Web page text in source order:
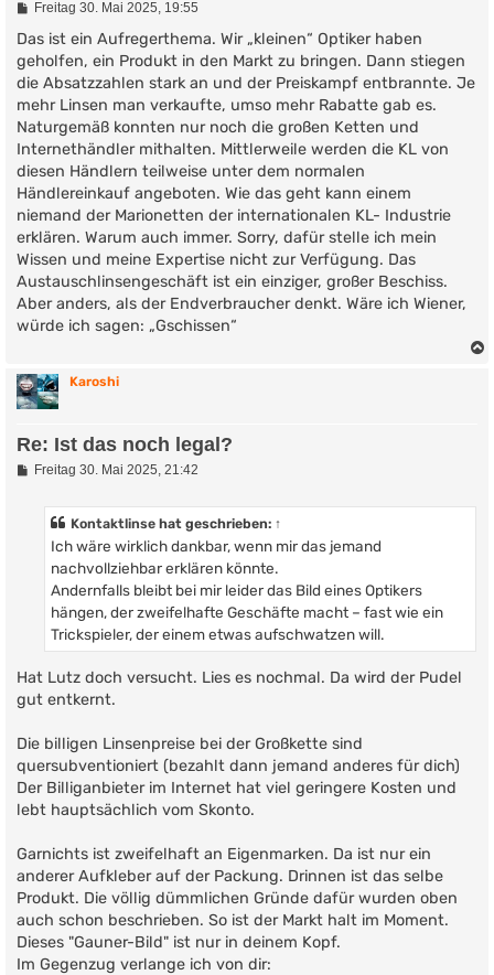
B
i
r
a
g
Freitag 30. Mai 2025, 19:55
Das ist ein Aufregerthema. Wir „kleinen“ Optiker haben
geholfen, ein Produkt in den Markt zu bringen. Dann stiegen
die Absatzzahlen stark an und der Preiskampf entbrannte. Je
mehr Linsen man verkaufte, umso mehr Rabatte gab es.
Naturgemäß konnten nur noch die großen Ketten und
Internethändler mithalten. Mittlerweile werden die KL von
diesen Händlern teilweise unter dem normalen
Händlereinkauf angeboten. Wie das geht kann einem
niemand der Marionetten der internationalen KL- Industrie
erklären. Warum auch immer. Sorry, dafür stelle ich mein
Wissen und meine Expertise nicht zur Verfügung. Das
Austauschlinsengeschäft ist ein einziger, großer Beschiss.
Aber anders, als der Endverbraucher denkt. Wäre ich Wiener,
würde ich sagen: „Gschissen“
Karoshi
Re: Ist das noch legal?
BFreitag 30. Mai 2025, 21:42
Kontaktlinse hat geschrieben: ↑
Ich wäre wirklich dankbar, wenn mir das jemand
nachvollziehbar erklären könnte.
Andernfalls bleibt bei mir leider das Bild eines Optikers
hängen, der zweifelhafte Geschäfte macht – fast wie ein
Trickspieler, der einem etwas aufschwatzen will.
Hat Lutz doch versucht. Lies es nochmal. Da wird der Pudel
gut entkernt.
Die billigen Linsenpreise bei der Großkette sind
quersubventioniert (bezahlt dann jemand anderes für dich)
Der Billiganbieter im Internet hat viel geringere Kosten und
lebt hauptsächlich vom Skonto.
Garnichts ist zweifelhaft an Eigenmarken. Da ist nur ein
anderer Aufkleber auf der Packung. Drinnen ist das selbe
Produkt. Die völlig dümmlichen Gründe dafür wurden oben
auch schon beschrieben. So ist der Markt halt im Moment.
Dieses "Gauner-Bild" ist nur in deinem Kopf.
Im Gegenzug verlange ich von dir: